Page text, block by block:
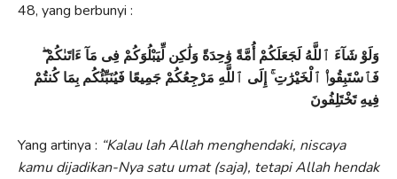
48, yang berbunyi :
وَلَوْ شَآءَ ٱللَّهُ لَجَعَلَكُمْ أُمَّةً وَٰحِدَةً وَلَٰكِن لِّيَبْلُوَكُمْ فِى مَآ ءَاتَىٰكُمْ ۖ
فَٱسْتَبِقُوا۟ ٱلْخَيْرَٰتِ ۚ إِلَى ٱللَّهِ مَرْجِعُكُمْ جَمِيعًا فَيُنَبِّئُكُم بِمَا كُنتُمْ
فِيهِ تَخْتَلِفُونَ
Yang artinya : “Kalau lah Allah menghendaki, niscaya
kamu dijadikan-Nya satu umat (saja), tetapi Allah hendak